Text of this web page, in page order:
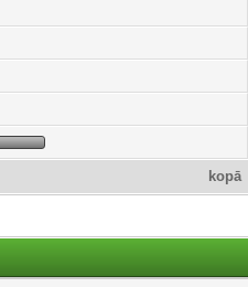
kopā